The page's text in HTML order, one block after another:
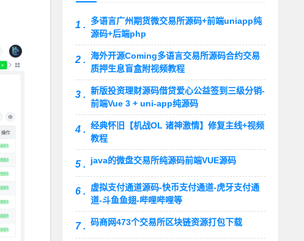
1 .
多语言广州期货微交易所源码+前端uniapp纯
源码+后端php
2 . 海外开源Coming多语言交易所源码合约交易
质押生息盲盒附视频教程
3 . 新版投资理财源码借贷爱心公益签到三级分销-
前端Vue 3 + uni-app纯源码
4 . 经典怀旧【机战OL 诸神激情】修复主线+视频
教程
5 . java的微盘交易所纯源码前端VUE源码
6 .
虚拟支付通道源码-快币支付通道-虎牙支付通
道-斗鱼鱼翅-哔哩哔哩等
7 . 码商网473个交易所区块链资源打包下载